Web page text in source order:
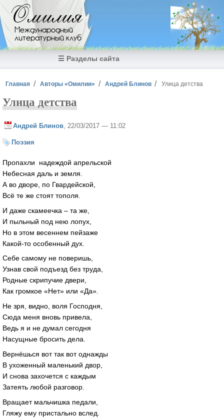
Перейти к основному содержанию
Омилия
Международный
литературный клуб
☰ Разделы сайта
Вы здесь
Главная Авторы «Омилии» Андрей Блинов Улица детства
Улица детства
Андрей Блинов , 22/03/2017 — 11:02
Поэзия
Пропахли надеждой апрельской
Небесная даль и земля.
А во дворе, по Гвардейской,
Всё те же стоят тополя.
И даже скамеечка – та же,
И пыльный под нею лопух,
Но в этом весеннем пейзаже
Какой-то особенный дух.
Себе самому не поверишь,
Узнав свой подъезд без труда,
Родные скрипучие двери,
Как громкое «Нет» или «Да».
Не зря, видно, воля Господня,
Сюда меня вновь привела,
Ведь я и не думал сегодня
Насущные бросить дела.
Вернёшься вот так вот однажды
В ухоженный маленький двор,
И снова захочется с каждым
Затеять любой разговор.
Вращает мальчишка педали,
Гляжу ему пристально вслед.